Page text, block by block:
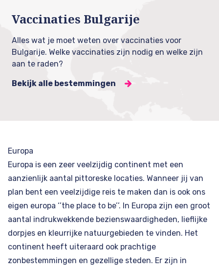
Vaccinaties Bulgarije
Alles wat je moet weten over vaccinaties voor
Bulgarije. Welke vaccinaties zijn nodig en welke zijn
aan te raden?
Bekijk alle bestemmingen
Europa
Europa is een zeer veelzijdig continent met een
aanzienlijk aantal pittoreske locaties. Wanneer jij van
plan bent een veelzijdige reis te maken dan is ook ons
eigen europa ‘’the place to be’’. In Europa zijn een groot
aantal indrukwekkende bezienswaardigheden, lieflijke
dorpjes en kleurrijke natuurgebieden te vinden. Het
continent heeft uiteraard ook prachtige
zonbestemmingen en gezellige steden. Er zijn in